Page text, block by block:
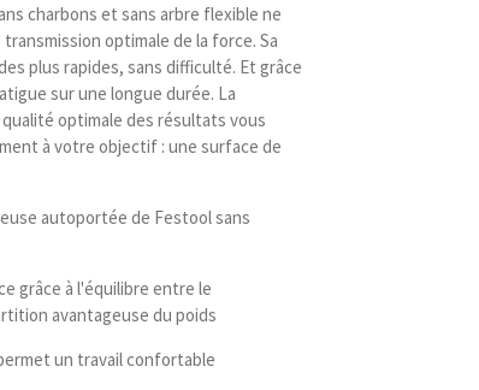
charbons et sans arbre flexible ne
optimale de la force. Sa
plus rapides, sans difficulté. Et grâce
sur une longue durée. La
optimale des résultats vous
à votre objectif : une surface de
autoportée de Festool sans
grâce à l'équilibre entre le
avantageuse du poids
un travail confortable